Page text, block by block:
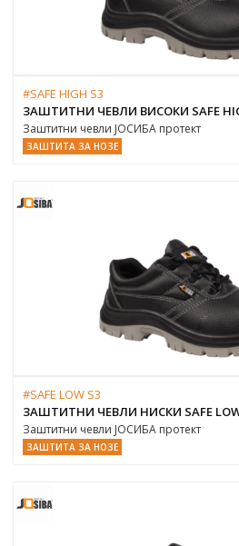
#SAFE HIGH S3
ЗАШТИТНИ ЧЕВЛИ ВИСОКИ SAFE
Заштитни чевли ЈОСИБА протект
ЗАШТИТА ЗА НОЗЕ
#SAFE LOW S3
ЗАШТИТНИ ЧЕВЛИ НИСКИ SAFE
Заштитни чевли ЈОСИБА протект
ЗАШТИТА ЗА НОЗЕ